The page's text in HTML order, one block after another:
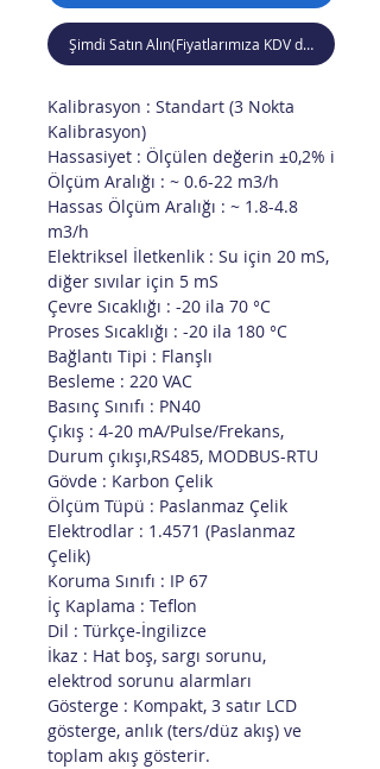
Şimdi Satın Alın(Fiyatlarımıza KDV dahil değildir)
Kalibrasyon : Standart (3 Nokta
Kalibrasyon)
Hassasiyet : Ölçülen değerin ±0,2% i
Ölçüm Aralığı : ~ 0.6-22 m3/h
Hassas Ölçüm Aralığı : ~ 1.8-4.8
m3/h
Elektriksel İletkenlik : Su için 20 mS,
diğer sıvılar için 5 mS
Çevre Sıcaklığı : -20 ila 70 °C
Proses Sıcaklığı : -20 ila 180 °C
Bağlantı Tipi : Flanşlı
Besleme : 220 VAC
Basınç Sınıfı : PN40
Çıkış : 4-20 mA/Pulse/Frekans,
Durum çıkışı,RS485, MODBUS-RTU
Gövde : Karbon Çelik
Ölçüm Tüpü : Paslanmaz Çelik
Elektrodlar : 1.4571 (Paslanmaz
Çelik)
Koruma Sınıfı : IP 67
İç Kaplama : Teflon
Dil : Türkçe-İngilizce
İkaz : Hat boş, sargı sorunu,
elektrod sorunu alarmları
Gösterge : Kompakt, 3 satır LCD
gösterge, anlık (ters/düz akış) ve
toplam akış gösterir.